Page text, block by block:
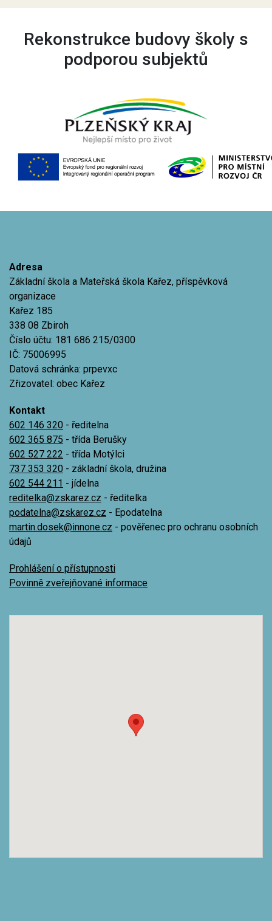
Rekonstrukce budovy školy s
podporou subjektů
Adresa
Základní škola a Mateřská škola Kařez, příspěvková
organizace
Kařez 185
338 08 Zbiroh
Číslo účtu: 181 686 215/0300
IČ: 75006995
Datová schránka: prpevxc
Zřizovatel: obec Kařez
Kontakt
602 146 320 - ředitelna
602 365 875 - třída Berušky
602 527 222 - třída Motýlci
737 353 320 - základní škola, družina
602 544 211 - jídelna
reditelka@zskarez.cz - ředitelka
podatelna@zskarez.cz - Epodatelna
martin.dosek@innone.cz - pověřenec pro ochranu osobních
údajů
Prohlášení o přístupnosti
Povinně zveřejňované informace